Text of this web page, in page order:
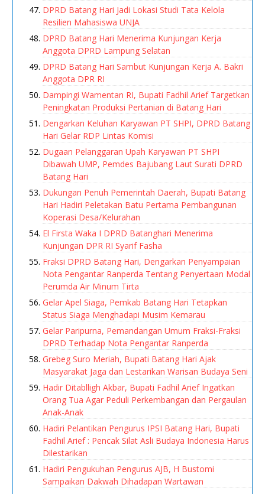
DPRD Batang Hari Jadi Lokasi Studi Tata Kelola
Resilien Mahasiswa UNJA
DPRD Batang Hari Menerima Kunjungan Kerja
Anggota DPRD Lampung Selatan
DPRD Batang Hari Sambut Kunjungan Kerja A. Bakri
Anggota DPR RI
Dampingi Wamentan RI, Bupati Fadhil Arief Targetkan
Peningkatan Produksi Pertanian di Batang Hari
Dengarkan Keluhan Karyawan PT SHPI, DPRD Batang
Hari Gelar RDP Lintas Komisi
Dugaan Pelanggaran Upah Karyawan PT SHPI
Dibawah UMP, Pemdes Bajubang Laut Surati DPRD
Batang Hari
Dukungan Penuh Pemerintah Daerah, Bupati Batang
Hari Hadiri Peletakan Batu Pertama Pembangunan
Koperasi Desa/Kelurahan
El Firsta Waka I DPRD Batanghari Menerima
Kunjungan DPR RI Syarif Fasha
Fraksi DPRD Batang Hari, Dengarkan Penyampaian
Nota Pengantar Ranperda Tentang Penyertaan Modal
Perumda Air Minum Tirta
Gelar Apel Siaga, Pemkab Batang Hari Tetapkan
Status Siaga Menghadapi Musim Kemarau
Gelar Paripurna, Pemandangan Umum Fraksi-Fraksi
DPRD Terhadap Nota Pengantar Ranperda
Grebeg Suro Meriah, Bupati Batang Hari Ajak
Masyarakat Jaga dan Lestarikan Warisan Budaya Seni
Hadir Ditablligh Akbar, Bupati Fadhil Arief Ingatkan
Orang Tua Agar Peduli Perkembangan dan Pergaulan
Anak-Anak
Hadiri Pelantikan Pengurus IPSI Batang Hari, Bupati
Fadhil Arief : Pencak Silat Asli Budaya Indonesia Harus
Dilestarikan
Hadiri Pengukuhan Pengurus AJB, H Bustomi
Sampaikan Dakwah Dihadapan Wartawan